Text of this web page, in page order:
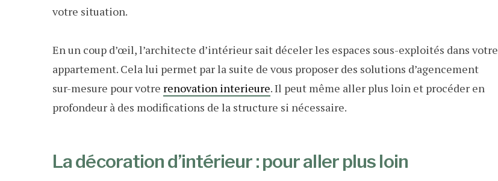
votre situation.
En un coup d’œil, l’architecte d’intérieur sait déceler les espaces sous-exploités dans votre
appartement. Cela lui permet par la suite de vous proposer des solutions d’agencement
sur-mesure pour votre renovation interieure. Il peut même aller plus loin et procéder en
profondeur à des modifications de la structure si nécessaire.
La décoration d’intérieur : pour aller plus loin